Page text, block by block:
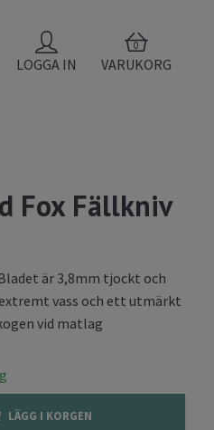
LOGGA IN
0
VARUKORG
Fox Fällkniv
är 3,8mm tjockt och
vass och ett utmärkt
vid matlag
LÄGG I KORGEN